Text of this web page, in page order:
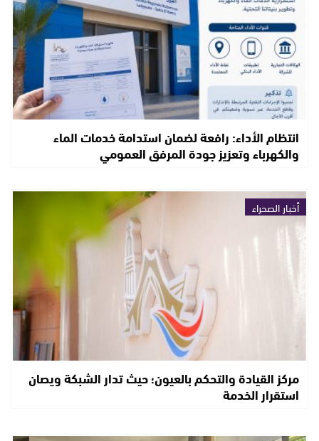
انتظام الأداء: رافعة لضمان استدامة خدمات الماء
والكهرباء وتعزيز جودة المرفق العمومي
أخبار الصحراء
مركز القيادة والتحكم بالعيون؛ حيث تدار الشبكة ويصان
استقرار الخدمة